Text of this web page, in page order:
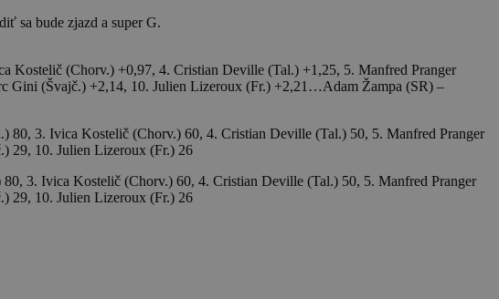
sa bude zjazd a super G.
Kostelič (Chorv.) +0,97, 4. Cristian Deville (Tal.) +1,25, 5. Manfred Pranger
Gini (Švajč.) +2,14, 10. Julien Lizeroux (Fr.) +2,21…Adam Žampa (SR) –
80, 3. Ivica Kostelič (Chorv.) 60, 4. Cristian Deville (Tal.) 50, 5. Manfred Pranger
29, 10. Julien Lizeroux (Fr.) 26
3. Ivica Kostelič (Chorv.) 60, 4. Cristian Deville (Tal.) 50, 5. Manfred Pranger
29, 10. Julien Lizeroux (Fr.) 26